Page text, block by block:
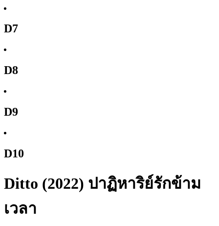
D7
D8
D9
D10
Ditto (2022) ปาฏิหาริย์รักข้าม
เวลา